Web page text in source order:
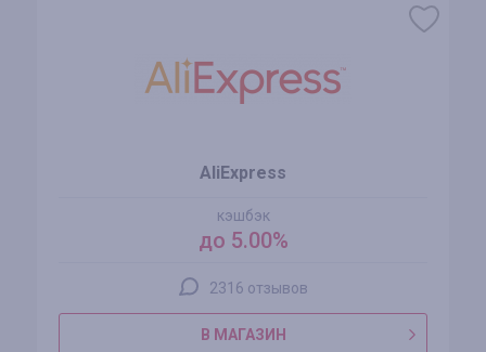
AliExpress
кэшбэк
до 5.00%
2316 отзывов
В МАГАЗИН